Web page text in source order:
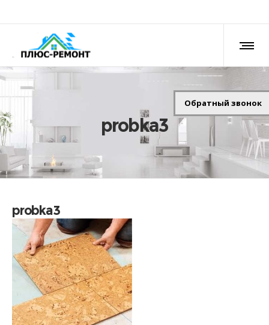
probka3
probka3
Обратный звонок